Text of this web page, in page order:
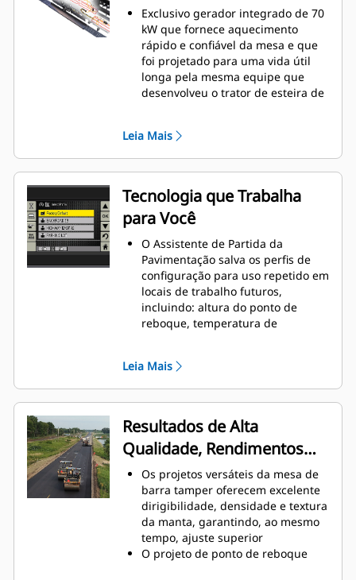
Exclusivo gerador integrado de 70
kW que fornece aquecimento
rápido e confiável da mesa e que
foi projetado para uma vida útil
longa pela mesma equipe que
desenvolveu o trator de esteira de
resulta em uma maior produção
diária e maior tempo de
aquecimento em apenas 15
minutos
O projeto do material rodante com
esteira de aço proporciona
excelente tração, boa flutuação e
percurso suave, o que ajuda a
aumentar a produção
O exclusivo projeto de fluxo de ar
melhora as condições de operação
por parte da equipe e mantém os
componentes mais frios para obter
Leia Mais
Tecnologia que Trabalha
para Você
O Assistente de Partida da
Pavimentação salva os perfis de
configuração para uso repetido em
locais de trabalho futuros,
incluindo: altura do ponto de
reboque, temperatura de
da pavimentação, largura da
pavimentação, coroa, altura e
inclinação do extensor, auxílio da
mesa e recursos de travamento da
mesa
Um sensor de nível do funil
(opcional) com indicação de
temperatura mantém o operador
informado das temperaturas de
entrega e da altura do material; os
indicadores estão localizados no
visor do trator
O exclusivo sistema de
Leia Mais
Resultados de Alta
Qualidade, Rendimentos
Mais Elevados
Os projetos versáteis da mesa de
barra tamper oferecem excelente
dirigibilidade, densidade e textura
da manta, garantindo, ao mesmo
tempo, ajuste superior
O projeto de ponto de reboque